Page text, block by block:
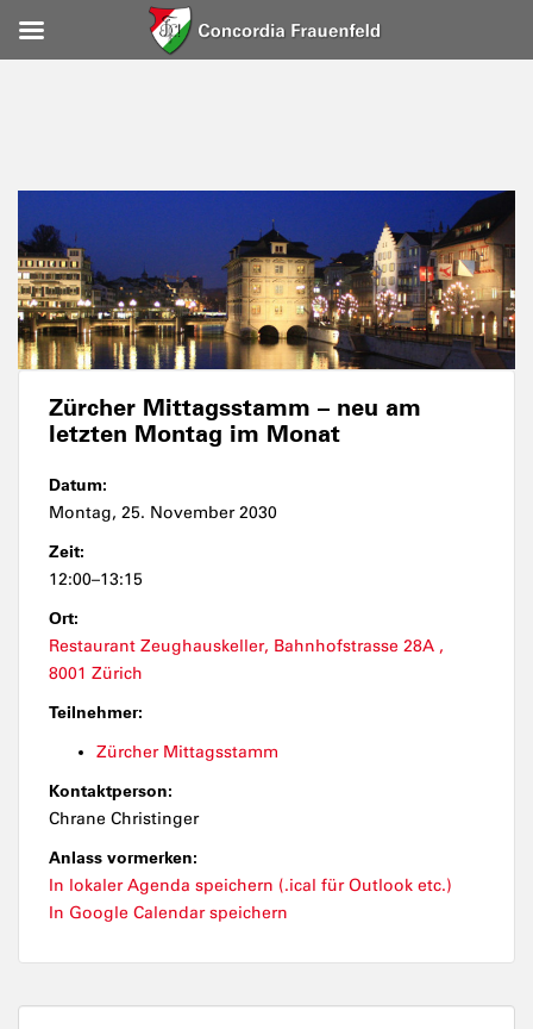
Zürcher Mittagsstamm – neu am
letzten Montag im Monat
Datum:
Montag, 25. November 2030
Zeit:
12:00–13:15
Ort:
Restaurant Zeughauskeller, Bahnhofstrasse 28A ,
8001 Zürich
Teilnehmer:
Zürcher Mittagsstamm
Kontaktperson:
Chrane Christinger
Anlass vormerken:
In lokaler Agenda speichern (.ical für Outlook etc.)
In Google Calendar speichern